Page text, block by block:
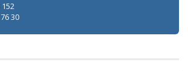
152
30